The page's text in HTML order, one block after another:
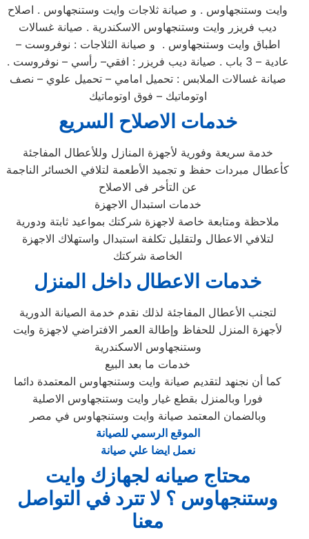
وايت وستنجهاوس . و صيانة ثلاجات وايت وستنجهاوس . اصلاح
ديب فريزر وايت وستنجهاوس الاسكندرية . صيانة غسالات
اطباق وايت وستنجهاوس . و صيانة الثلاجات : نوفروست –
عادية – 3 باب . صيانة ديب فريزر : افقي– رأسي – نوفروست .
صيانة غسالات الملابس : تحميل امامي – تحميل علوي – نصف
اوتوماتيك – فوق اوتوماتيك
خدمات الاصلاح السريع
خدمة سريعة وفورية لأجهزة المنازل وللأعطال المفاجئة
كأعطال مبردات حفظ و تجميد الأطعمة لتلافي الخسائر الناجمة
عن التأخر فى الاصلاح
خدمات استبدال الاجهزة
ملاحظة ومتابعة خاصة لاجهزة شركتك بمواعيد ثابتة ودورية
لتلافي الاعطال ولتقليل تكلفة استبدال واستهلاك الاجهزة
الخاصة شركتك
خدمات الاعطال داخل المنزل
لتجنب الأعطال المفاجئة لذلك نقدم خدمة الصيانة الدورية
لأجهزة المنزل للحفاظ وإطالة العمر الافتراضي لاجهزة وايت
وستنجهاوس الاسكندرية
خدمات ما بعد البيع
كما أن نجنهد لتقديم صيانة وايت وستنجهاوس المعتمدة دائما
فورا وبالمنزل بقطع غيار وايت وستنجهاوس الاصلية
وبالضمان المعتمد صيانة وايت وستنجهاوس في مصر
الموقع الرسمي للصيانة
نعمل ايضا علي صيانة
محتاج صيانه لجهازك وايت
وستنجهاوس ؟ لا تترد في التواصل
معنا